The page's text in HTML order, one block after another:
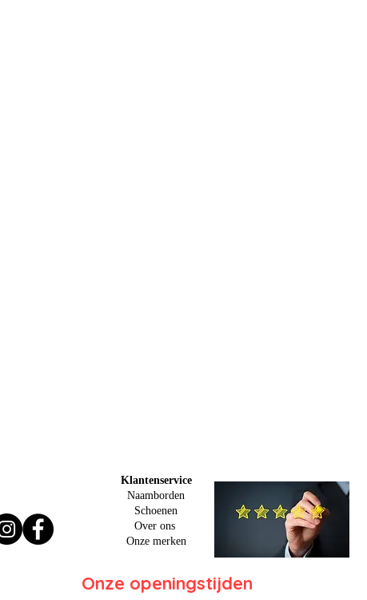
Klantenservice
Naamborden
Schoenen
Over ons
Onze merken
Onze openingstijden